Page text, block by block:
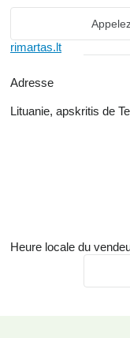
rimartas.lt
Adresse
Lituanie, apskritis de
Heure locale du